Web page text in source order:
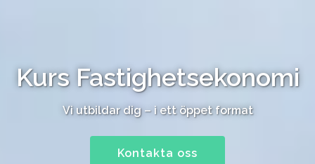
Kurs Fastighetsekonomi
Vi utbildar dig – i ett öppet format
Kontakta oss